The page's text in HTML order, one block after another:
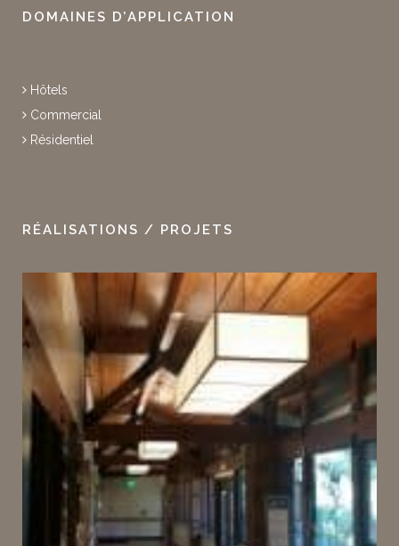
DOMAINES D’APPLICATION
Hôtels
Commercial
Résidentiel
RÉALISATIONS / PROJETS